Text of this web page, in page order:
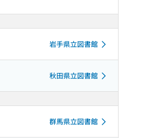
岩手県立図書館
秋田県立図書館
群馬県立図書館